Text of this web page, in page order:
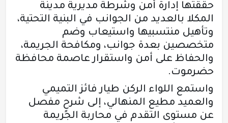
حققتها إدارة أمن وشرطة مديرية مدينة
المكلا بالعديد من الجوانب في البنية التحتية،
وتأهيل منتسبيها واستيعاب وضم
متخصصين بعدة جوانب، ومكافحة الجريمة،
والحفاظ على أمن واستقرار عاصمة محافظة
حضرموت.
واستمع اللواء الركن طيار فائز التميمي
والعميد مطيع المنهالي، إلى شرحٍ مفصل
عن مستوى التقدم في محاربة الجريمة